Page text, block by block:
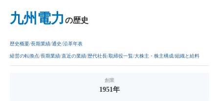
九州電力 の歴史
歴史概要 長期業績 通史 沿革年表
経営の転換点 長期業績 直近の業績 歴代社長 取締役一覧 大株主・株主構成 組織と給料
創業
1951年